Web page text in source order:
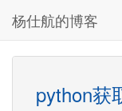
杨仕航的博客
python获